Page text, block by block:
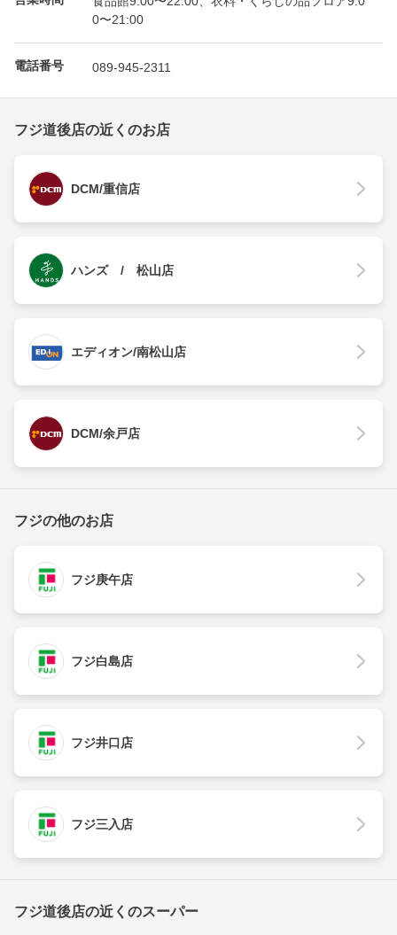
0〜21:00
電話番号 089-945-2311
フジ道後店の近くのお店
DCM/重信店
ハンズ / 松山店
エディオン/南松山店
DCM/余戸店
フジの他のお店
フジ庚午店
フジ白島店
フジ井口店
フジ三入店
フジ道後店の近くのスーパー